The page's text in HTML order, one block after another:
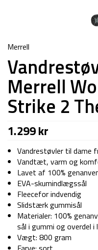
Merrell
Merrell
Strike 2
1.299kr
Vandrestøvler til dame
Vandtæt, varm og
Lavet af 100%
EVA-skumindlægssål
Fleecefor indvendig
Slidstærk gummisål
Materialer: 100%
sål i gummi og overdel
Vægt: 800 gram